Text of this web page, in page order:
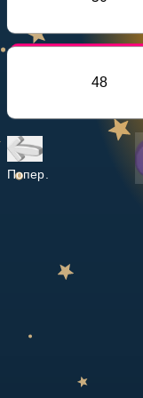
НАВЧАЛЬНИЙ ПЛАН
48
Попер.